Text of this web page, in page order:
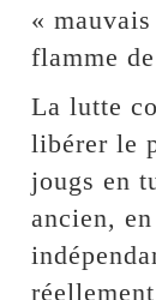
«
flamme
La lutte
libérer le
jougs en
ancien,